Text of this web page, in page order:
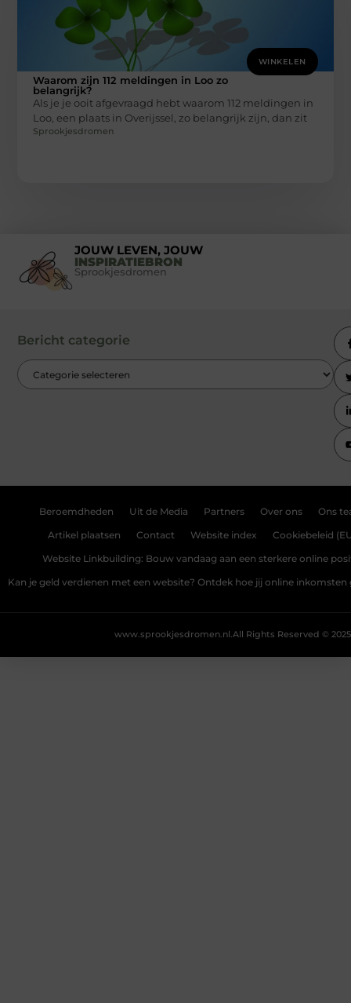
WINKELEN
Waarom zijn 112 meldingen in Loo zo
belangrijk?
Als je je ooit afgevraagd hebt waarom 112 meldingen in
Loo, een plaats in Overijssel, zo belangrijk zijn, dan zit
Sprookjesdromen
JOUW LEVEN, JOUW
INSPIRATIEBRON
Sprookjesdromen
Bericht categorie
Beroemdheden Uit de Media Partners Over ons Ons
Artikel plaatsen Contact Website index Cookiebeleid
Website Linkbuilding: Bouw vandaag aan een sterkere online
Kan je geld verdienen met een website? Ontdek hoe jij online inkomsten
All Rights Reserved © 2025
www.sprookjesdromen.nl.